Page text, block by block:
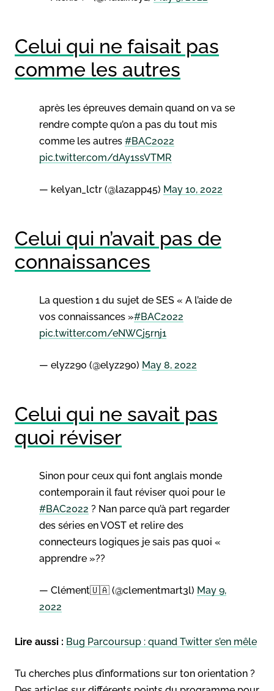
Celui qui ne faisait pas
comme les autres
après les épreuves demain quand on va se
rendre compte qu’on a pas du tout mis
comme les autres #BAC2022
pic.twitter.com/dAy1ssVTMR
— kelyan_lctr (@lazapp45) May 10, 2022
Celui qui n’avait pas de
connaissances
La question 1 du sujet de SES « A l’aide de
vos connaissances »#BAC2022
pic.twitter.com/eNWCj5rnj1
— elyz290 (@elyz290) May 8, 2022
Celui qui ne savait pas
quoi réviser
Sinon pour ceux qui font anglais monde
contemporain il faut réviser quoi pour le
#BAC2022 ? Nan parce qu’à part regarder
des séries en VOST et relire des
connecteurs logiques je sais pas quoi «
apprendre »??
— Clément🇺🇦 (@clementmart3l) May 9,
2022
Lire aussi : Bug Parcoursup : quand Twitter s’en mêle
Tu cherches plus d’informations sur ton orientation ?